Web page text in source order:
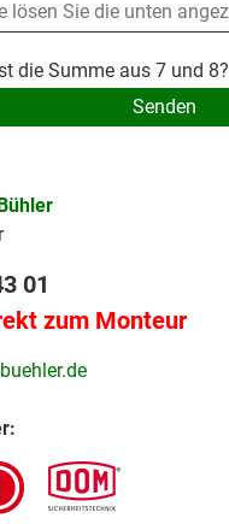
die Summe aus 7 und 8?
01
zum Monteur